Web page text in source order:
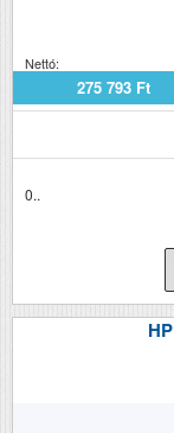
Nettó:
275 793 Ft
0..
HP